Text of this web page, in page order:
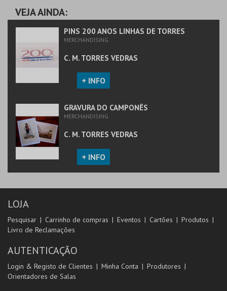
COMPRAR
VEJA AINDA:
PINS 200 ANOS LINHAS DE TORRES
MERCHANDISING
C. M. TORRES VEDRAS
+ INFO
GRAVURA DO CAMPONÊS
MERCHANDISING
C. M. TORRES VEDRAS
+ INFO
LOJA
Pesquisar Carrinho de compras Eventos Cartões
Produtos
Livro de Reclamações
AUTENTICAÇÃO
Login & Registo de Clientes Minha Conta
Produtores
Orientadores de Salas